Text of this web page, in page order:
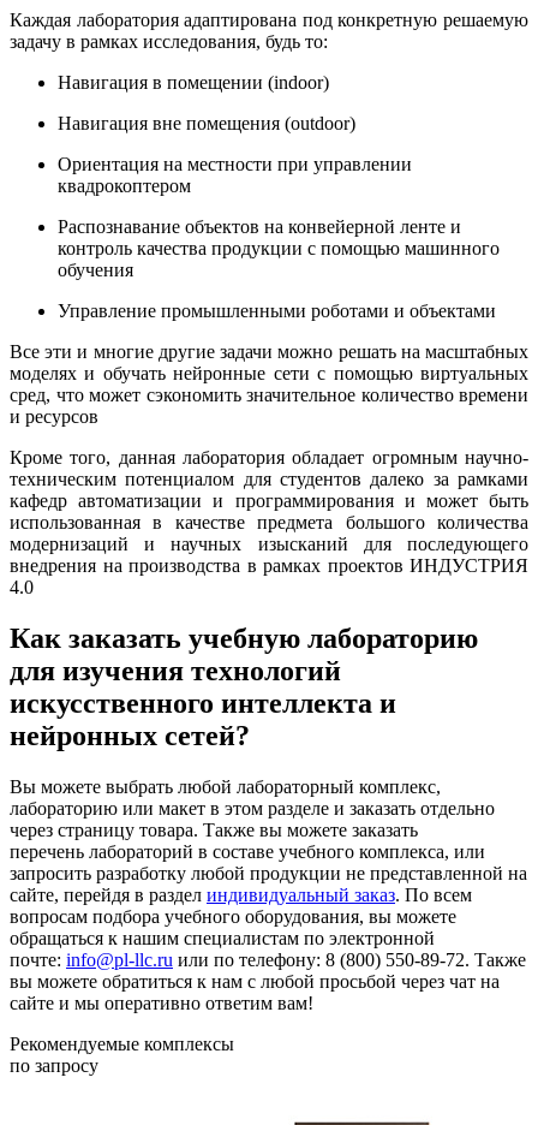
Каждая лаборатория адаптирована под конкретную решаемую
задачу в рамках исследования, будь то:
Навигация в помещении (indoor)
Навигация вне помещения (outdoor)
Ориентация на местности при управлении
квадрокоптером
Распознавание объектов на конвейерной ленте и
контроль качества продукции с помощью машинного
обучения
Управление промышленными роботами и объектами
Все эти и многие другие задачи можно решать на масштабных
моделях и обучать нейронные сети с помощью виртуальных
сред, что может сэкономить значительное количество времени
и ресурсов
Кроме того, данная лаборатория обладает огромным научно-
техническим потенциалом для студентов далеко за рамками
кафедр автоматизации и программирования и может быть
использованная в качестве предмета большого количества
модернизаций и научных изысканий для последующего
внедрения на производства в рамках проектов ИНДУСТРИЯ
4.0
Как заказать учебную лабораторию
для изучения технологий
искусственного интеллекта и
нейронных сетей?
Вы можете выбрать любой лабораторный комплекс,
лабораторию или макет в этом разделе и заказать отдельно
через страницу товара. Также вы можете заказать
перечень лабораторий в составе учебного комплекса, или
запросить разработку любой продукции не представленной на
сайте, перейдя в раздел индивидуальный заказ. По всем
вопросам подбора учебного оборудования, вы можете
обращаться к нашим специалистам по электронной
почте: info@pl-llc.ru или по телефону: 8 (800) 550-89-72. Также
вы можете обратиться к нам с любой просьбой через чат на
сайте и мы оперативно ответим вам!
Рекомендуемые комплексы
по запросу